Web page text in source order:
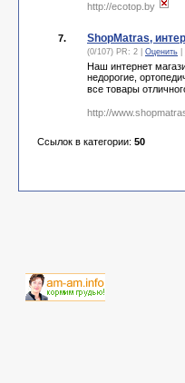
http://ecotop.by
7. ShopMatras,
(0/107) PR: 2 | Оценить
Наш интернет
недорогие,
все товары
http://
Ссылок в категории: 50